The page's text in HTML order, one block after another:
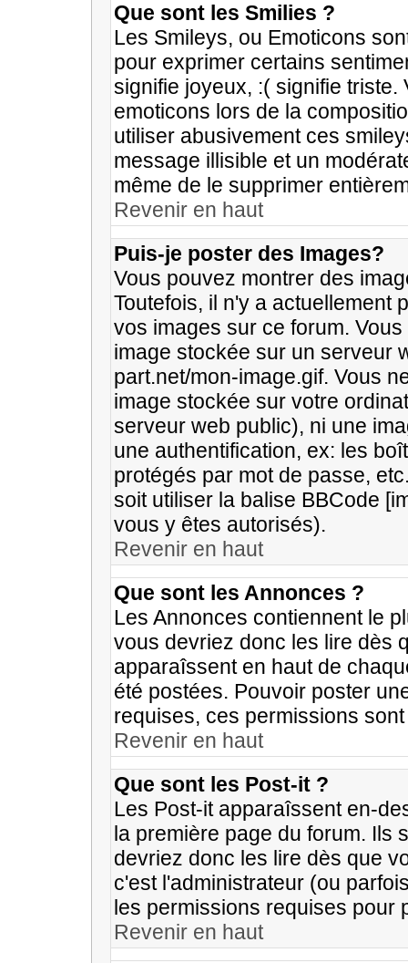
Que sont les Smilies ?
Les Smileys, ou Emoticons
pour exprimer certains
signifie joyeux, :( signifie
emoticons lors de la
utiliser abusivement ces
message illisible et un
même de le supprimer
Revenir en haut
Puis-je poster des Images?
Vous pouvez montrer des
Toutefois, il n'y a actuellement
vos images sur ce forum.
image stockée sur un serveur
part.net/mon-image.gif. Vous
image stockée sur votre
serveur web public), ni une
une authentification, ex: les
protégés par mot de passe,
soit utiliser la balise BBCode
vous y êtes autorisés).
Revenir en haut
Que sont les Annonces ?
Les Annonces contiennent le
vous devriez donc les lire dès
apparaîssent en haut de
été postées. Pouvoir poster
requises, ces permissions
Revenir en haut
Que sont les Post-it ?
Les Post-it apparaîssent en-
la première page du forum. Ils
devriez donc les lire dès que
c'est l'administrateur (ou
les permissions requises pour
Revenir en haut